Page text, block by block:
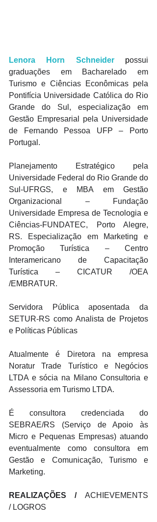
Lenora Horn Schneider possui
graduações em Bacharelado em
Turismo e Ciências Econômicas pela
Pontifícia Universidade Católica do Rio
Grande do Sul, especialização em
Gestão Empresarial pela Universidade
de Fernando Pessoa UFP – Porto
Portugal.
Planejamento Estratégico pela
Universidade Federal do Rio Grande do
Sul-UFRGS, e MBA em Gestão
Organizacional – Fundação
Universidade Empresa de Tecnologia e
Ciências-FUNDATEC, Porto Alegre,
RS. Especialização em Marketing e
Promoção Turística – Centro
Interamericano de Capacitação
Turística – CICATUR /OEA
/EMBRATUR.
Servidora Pública aposentada da
SETUR-RS como Analista de Projetos
e Políticas Públicas
Atualmente é Diretora na empresa
Noratur Trade Turístico e Negócios
LTDA e sócia na Milano Consultoria e
Assessoria em Turismo LTDA.
É consultora credenciada do
SEBRAE/RS (Serviço de Apoio às
Micro e Pequenas Empresas) atuando
eventualmente como consultora em
Gestão e Comunicação, Turismo e
Marketing.
REALIZAÇÕES / ACHIEVEMENTS
/ LOGROS